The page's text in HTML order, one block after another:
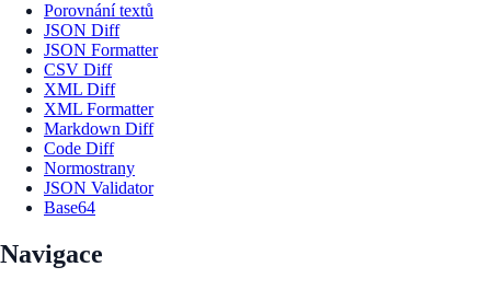
Porovnání textů
JSON Diff
JSON Formatter
CSV Diff
XML Diff
XML Formatter
Markdown Diff
Code Diff
Normostrany
JSON Validator
Base64
Navigace